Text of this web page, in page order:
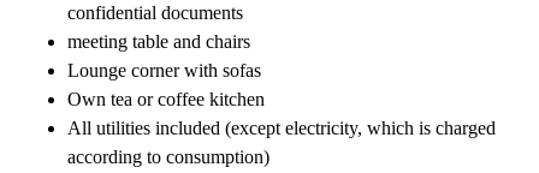
confidential documents
meeting table and chairs
Lounge corner with sofas
Own tea or coffee kitchen
All utilities included (except electricity, which is charged
according to consumption)